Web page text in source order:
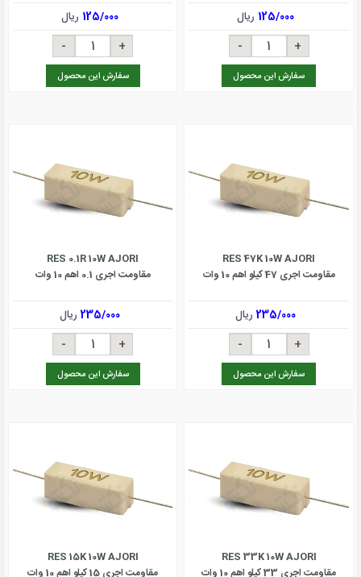
125/000 ریال
سفارش این محصول
125/000 ریال
سفارش این محصول
RES 47K 10W AJORI
مقاومت اجری 47 کیلو اهم 10 وات
235/000ریال
سفارش این محصول
RES 0.1R 10W AJORI
مقاومت اجری 0.1 اهم 10 وات
235/000ریال
سفارش این محصول
RES 33K 10W AJORI
مقاومت اجری 33 کیلو اهم 10 وات
RES 15K 10W AJORI
مقاومت اجری 15 کیلو اهم 10 وات